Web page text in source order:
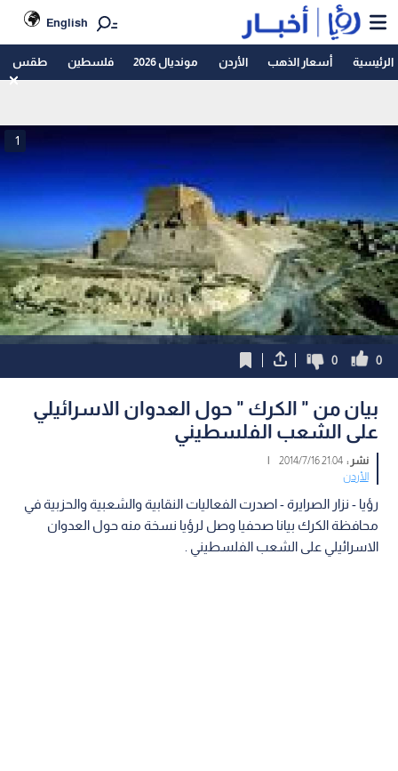
English
الرئيسية أسعار الذهب الأردن مونديال 2026 فلسطين طقس
1
0
0
بيان من " الكرك " حول العدوان الاسرائيلي
على الشعب الفلسطيني
نشر :21:04 2014/7/16
|
الأردن
رؤيا - نزار الصرايرة - اصدرت الفعاليات النقابية والشعبية والحزبية في
محافظة الكرك بيانا صحفيا وصل لرؤيا نسخة منه حول العدوان
الاسرائيلي على الشعب الفلسطيني .